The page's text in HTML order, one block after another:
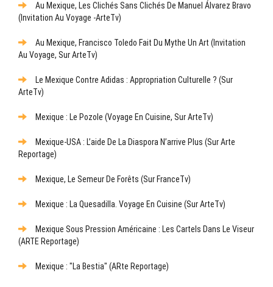
Au Mexique, Les Clichés Sans Clichés De Manuel Álvarez Bravo
(Invitation Au Voyage -ArteTv)
Au Mexique, Francisco Toledo Fait Du Mythe Un Art (Invitation
Au Voyage, Sur ArteTv)
Le Mexique Contre Adidas : Appropriation Culturelle ? (sur
ArteTv)
Mexique : Le Pozole (Voyage En Cuisine, Sur ArteTv)
Mexique-USA : L’aide De La Diaspora N’arrive Plus (sur Arte
Reportage)
Mexique, Le Semeur De Forêts (sur FranceTv)
Mexique : La Quesadilla. Voyage En Cuisine (sur ArteTv)
Mexique Sous Pression Américaine : Les Cartels Dans Le Viseur
(ARTE Reportage)
Mexique : "La Bestia" (ARte Reportage)